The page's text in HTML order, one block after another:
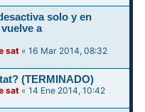
solo y en
a
sat «16 Mar 2014, 08:32
(TERMINADO)
sat «14 Ene 2014, 10:42